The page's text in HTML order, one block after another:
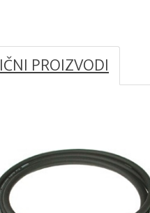
PROIZVODI